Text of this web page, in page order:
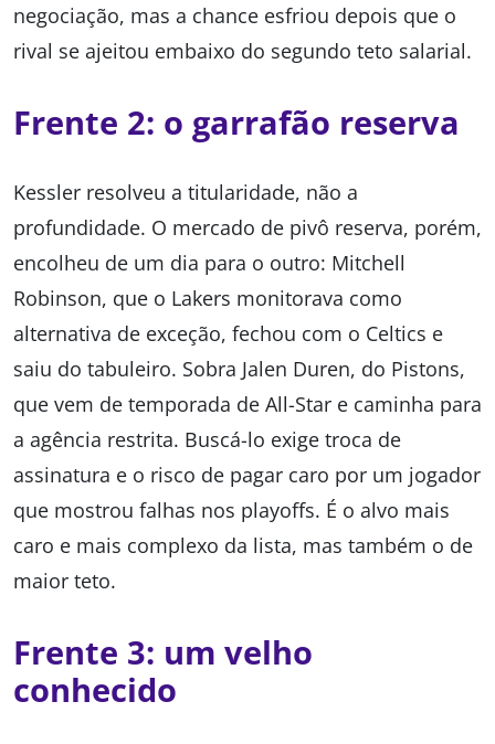
negociação, mas a chance esfriou depois que o
rival se ajeitou embaixo do segundo teto salarial.
Frente 2: o garrafão reserva
Kessler resolveu a titularidade, não a
profundidade. O mercado de pivô reserva, porém,
encolheu de um dia para o outro: Mitchell
Robinson, que o Lakers monitorava como
alternativa de exceção, fechou com o Celtics e
saiu do tabuleiro. Sobra Jalen Duren, do Pistons,
que vem de temporada de All-Star e caminha para
a agência restrita. Buscá-lo exige troca de
assinatura e o risco de pagar caro por um jogador
que mostrou falhas nos playoffs. É o alvo mais
caro e mais complexo da lista, mas também o de
maior teto.
Frente 3: um velho
conhecido